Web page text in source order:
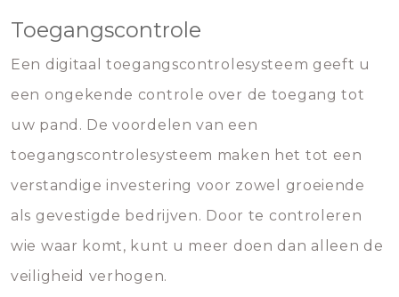
Toegangscontrole
Een digitaal toegangscontrolesysteem geeft u
een ongekende controle over de toegang tot
uw pand. De voordelen van een
toegangscontrolesysteem maken het tot een
verstandige investering voor zowel groeiende
als gevestigde bedrijven. Door te controleren
wie waar komt, kunt u meer doen dan alleen de
veiligheid verhogen.